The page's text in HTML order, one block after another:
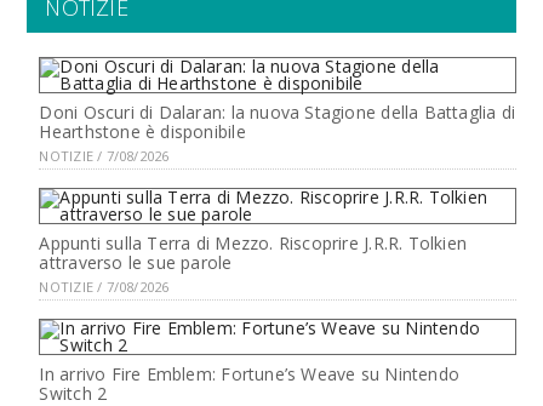
NOTIZIE
Doni Oscuri di Dalaran: la nuova Stagione della Battaglia di
Hearthstone è disponibile
NOTIZIE / 7/08/2026
Appunti sulla Terra di Mezzo. Riscoprire J.R.R. Tolkien
attraverso le sue parole
NOTIZIE / 7/08/2026
In arrivo Fire Emblem: Fortune’s Weave su Nintendo
Switch 2